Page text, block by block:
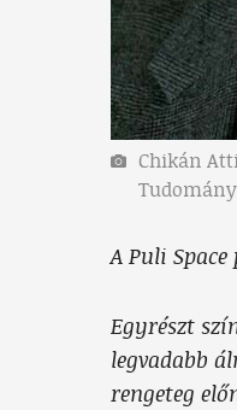
Chikán
A Puli
Egyrészt
legvadabb
rengeteg